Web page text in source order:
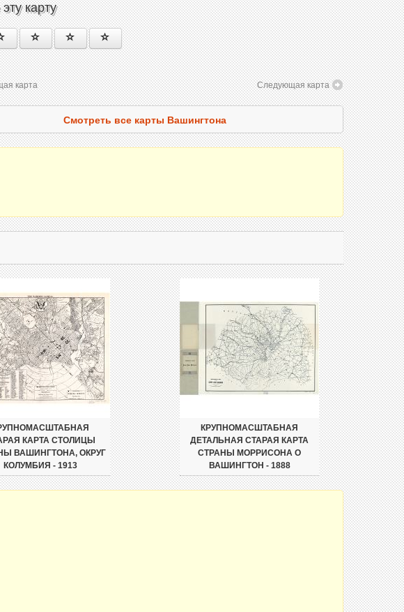
карту
карта Следующая карта
Смотреть все карты Вашингтона
КАРТА СТОЛИЦЫ
ВАШИНГТОНА, ОКРУГ
КОЛУМБИЯ - 1913
КРУПНОМАСШТАБНАЯ
ДЕТАЛЬНАЯ СТАРАЯ КАРТА
СТРАНЫ МОРРИСОНА О
ВАШИНГТОН - 1888